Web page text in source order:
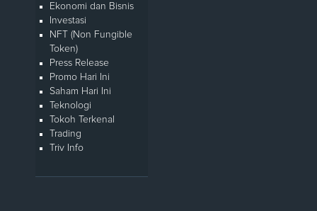
Ekonomi dan Bisnis
Investasi
NFT (Non Fungible
Token)
Press Release
Promo Hari Ini
Saham Hari Ini
Teknologi
Tokoh Terkenal
Trading
Triv Info